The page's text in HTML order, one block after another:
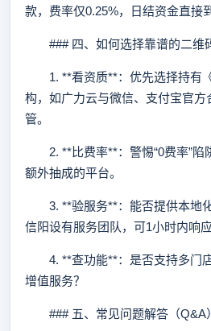
款，费率仅0.25%，日结资金直接
### 四、如何选择靠谱的二维
1. **看资质**：优先选择持有
构，如广力云与微信、支付宝官方
管。
2. **比费率**：警惕“0费率”陷
额外抽成的平台。
3. **验服务**：能否提供本地
信阳设有服务团队，可1小时内响应
4. **查功能**：是否支持多门
增值服务？
### 五、常见问题解答（Q&A）